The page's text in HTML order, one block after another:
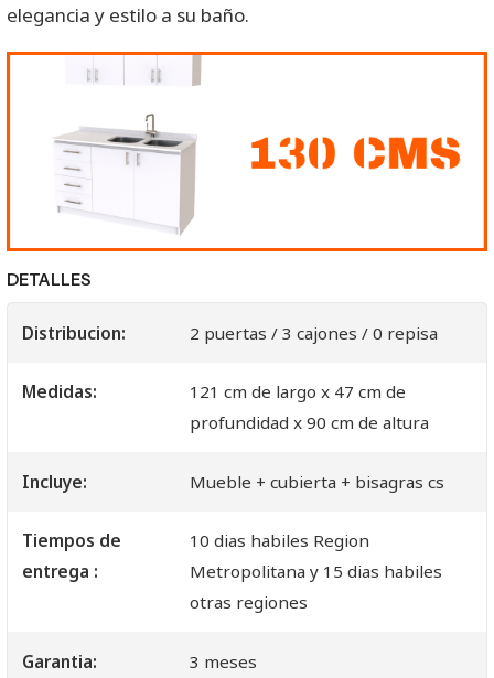
elegancia y estilo a su baño.
DETALLES
Distribucion: 2 puertas / 3 cajones / 0 repisa
Medidas:
121 cm de largo x 47 cm de
profundidad x 90 cm de altura
Incluye: Mueble + cubierta + bisagras cs
Tiempos de
entrega :
10 dias habiles Region
Metropolitana y 15 dias habiles
otras regiones
Garantia: 3 meses